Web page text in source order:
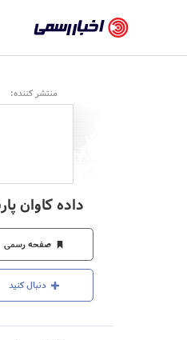
-
اخبار
و
منتشر کننده:
داده کاوان
صفحه رسمی
دنبال کنید